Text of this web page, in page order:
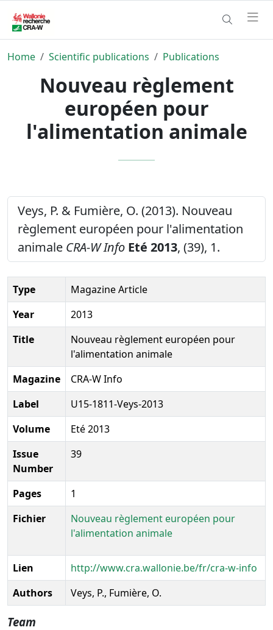
Home Scientific publications Publications
Nouveau règlement
européen pour
l'alimentation animale
Veys, P. & Fumière, O. (2013). Nouveau
règlement européen pour l'alimentation
animale CRA-W Info Eté 2013, (39), 1.
Type
Magazine Article
Year
2013
Title
Nouveau règlement européen pour
l'alimentation animale
Magazine
CRA-W Info
Label
U15-1811-Veys-2013
Volume
Eté 2013
Issue
Number
39
Pages
1
Fichier
Nouveau règlement européen pour
l'alimentation animale
Lien
http://www.cra.wallonie.be/fr/cra-w-info
Authors
Veys, P., Fumière, O.
Team